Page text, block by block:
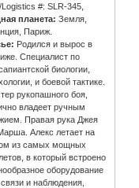
#: SLR-345,
планета: Земля,
Париж.
Родился и вырос в
Специалист по
биологии,
и боевой тактике.
рукопашного боя,
владеет ручным
Правая рука Джея
Алекс летает на
из самых мощных
в который встроено
оборудование
и наблюдения,